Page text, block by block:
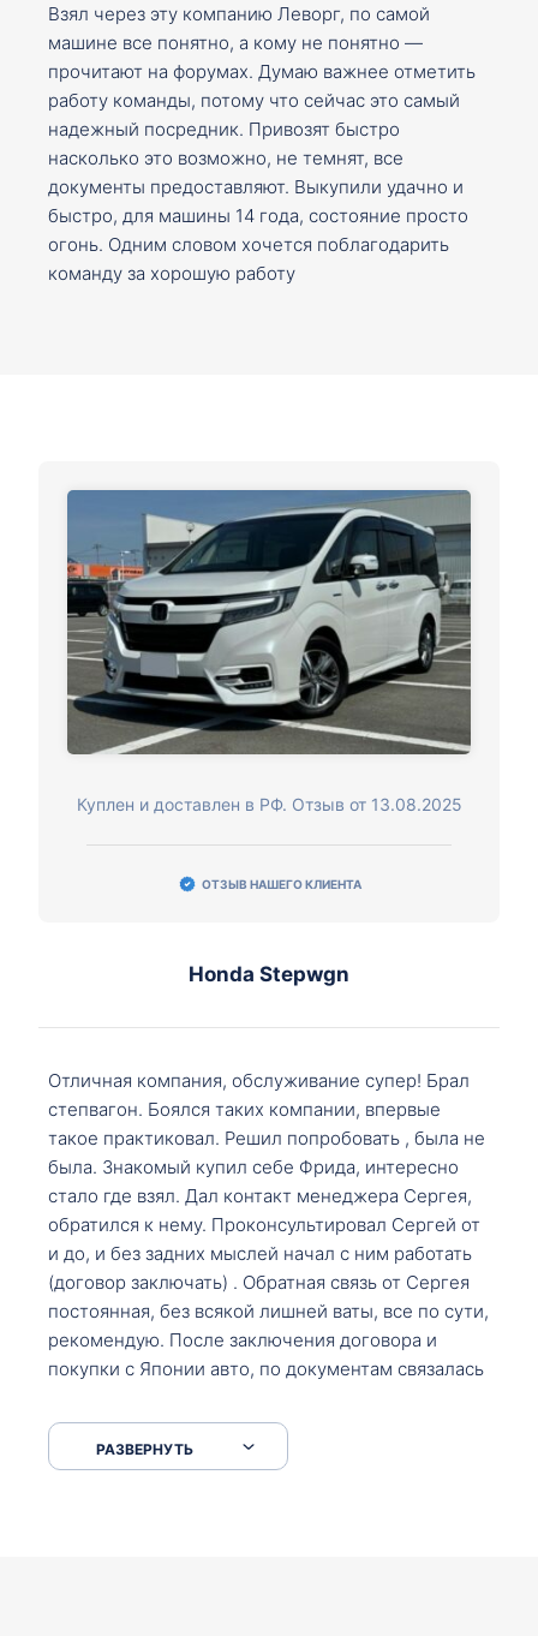
Взял через эту компанию Леворг, по самой
машине все понятно, а кому не понятно —
прочитают на форумах. Думаю важнее отметить
работу команды, потому что сейчас это самый
надежный посредник. Привозят быстро
насколько это возможно, не темнят, все
документы предоставляют. Выкупили удачно и
быстро, для машины 14 года, состояние просто
огонь. Одним словом хочется поблагодарить
команду за хорошую работу
Куплен и доставлен в РФ. Отзыв от 13.08.2025
ОТЗЫВ НАШЕГО КЛИЕНТА
Honda Stepwgn
Отличная компания, обслуживание супер! Брал
степвагон. Боялся таких компании, впервые
такое практиковал. Решил попробовать , была не
была. Знакомый купил себе Фрида, интересно
стало где взял. Дал контакт менеджера Сергея,
обратился к нему. Проконсультировал Сергей от
и до, и без задних мыслей начал с ним работать
(договор заключать) . Обратная связь от Сергея
постоянная, без всякой лишней ваты, все по сути,
рекомендую. После заключения договора и
покупки с Японии авто, по документам связалась
что заполнить, куда зайти, образцы и т.д. После
приехал за авто. Меня тепло встретили Сергей с
РАЗВЕРНУТЬ